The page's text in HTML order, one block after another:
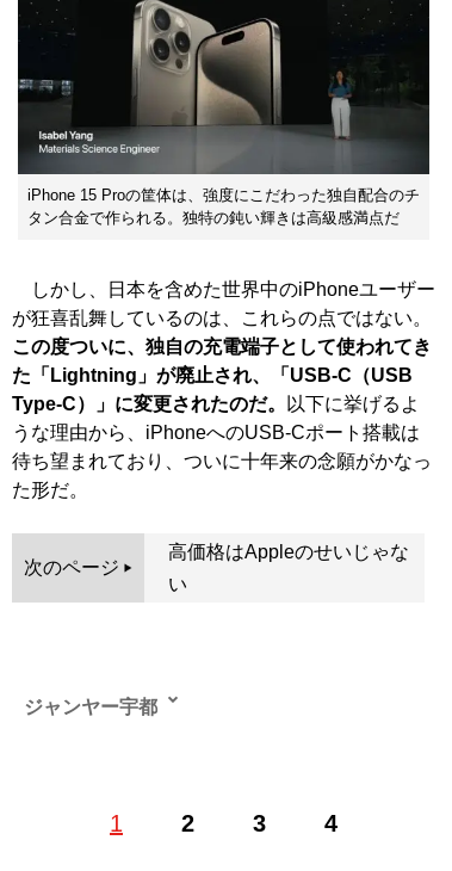
iPhone 15 Proの筐体は、強度にこだわった独自配合のチ
タン合金で作られる。独特の鈍い輝きは高級感満点だ
しかし、日本を含めた世界中のiPhoneユーザー
が狂喜乱舞しているのは、これらの点ではない。
この度ついに、独自の充電端子として使われてき
た「Lightning」が廃止され、「USB-C（USB
Type-C）」に変更されたのだ。
以下に挙げるよ
うな理由から、iPhoneへのUSB-Cポート搭載は
待ち望まれており、ついに十年来の念願がかなっ
た形だ。
次のページ
高価格はAppleのせいじゃな
い
1 2 3 4
ジャンヤー宇都
ー。単著に『多摩あるある』と『オタサーの姫 〜オタク